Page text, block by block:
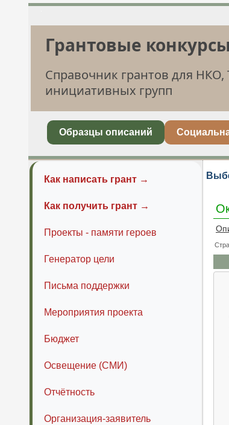
Грантовые
Справочник грантов для
инициативных групп
Образцы описаний
Как написать грант →
Как получить грант →
Проекты - памяти героев
Генератор цели
Письма поддержки
Мероприятия проекта
Бюджет
Освещение (СМИ)
Отчётность
Организация-заявитель